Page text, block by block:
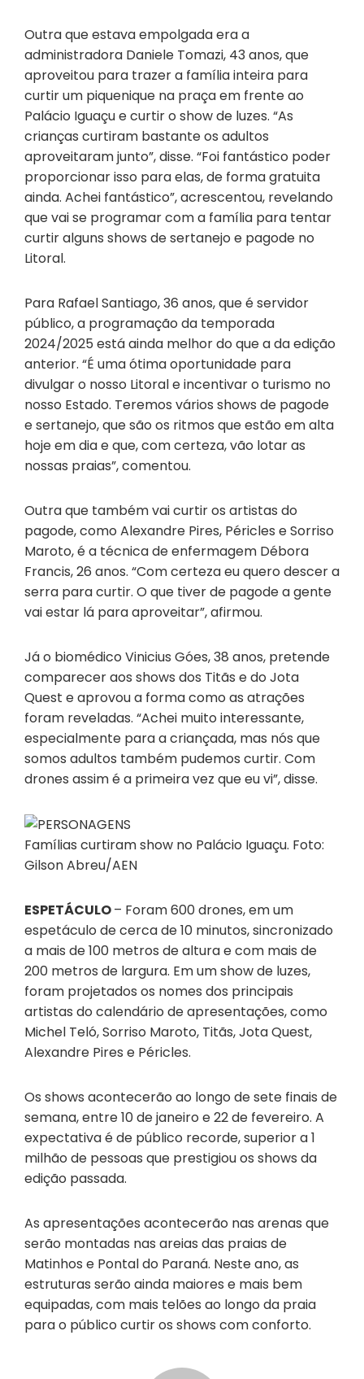
Outra que estava empolgada era a
administradora Daniele Tomazi, 43 anos, que
aproveitou para trazer a família inteira para
curtir um piquenique na praça em frente ao
Palácio Iguaçu e curtir o show de luzes. “As
crianças curtiram bastante os adultos
aproveitaram junto”, disse. “Foi fantástico poder
proporcionar isso para elas, de forma gratuita
ainda. Achei fantástico”, acrescentou, revelando
que vai se programar com a família para tentar
curtir alguns shows de sertanejo e pagode no
Litoral.
Para Rafael Santiago, 36 anos, que é servidor
público, a programação da temporada
2024/2025 está ainda melhor do que a da edição
anterior. “É uma ótima oportunidade para
divulgar o nosso Litoral e incentivar o turismo no
nosso Estado. Teremos vários shows de pagode
e sertanejo, que são os ritmos que estão em alta
hoje em dia e que, com certeza, vão lotar as
nossas praias”, comentou.
Outra que também vai curtir os artistas do
pagode, como Alexandre Pires, Péricles e Sorriso
Maroto, é a técnica de enfermagem Débora
Francis, 26 anos. “Com certeza eu quero descer a
serra para curtir. O que tiver de pagode a gente
vai estar lá para aproveitar”, afirmou.
Já o biomédico Vinicius Góes, 38 anos, pretende
comparecer aos shows dos Titãs e do Jota
Quest e aprovou a forma como as atrações
foram reveladas. “Achei muito interessante,
especialmente para a criançada, mas nós que
somos adultos também pudemos curtir. Com
drones assim é a primeira vez que eu vi”, disse.
Famílias curtiram show no Palácio Iguaçu. Foto:
Gilson Abreu/AEN
ESPETÁCULO– Foram 600 drones, em um
espetáculo de cerca de 10 minutos, sincronizado
a mais de 100 metros de altura e com mais de
200 metros de largura. Em um show de luzes,
foram projetados os nomes dos principais
artistas do calendário de apresentações, como
Michel Teló, Sorriso Maroto, Titãs, Jota Quest,
Alexandre Pires e Péricles.
Os shows acontecerão ao longo de sete finais de
semana, entre 10 de janeiro e 22 de fevereiro. A
expectativa é de público recorde, superior a 1
milhão de pessoas que prestigiou os shows da
edição passada.
As apresentações acontecerão nas arenas que
serão montadas nas areias das praias de
Matinhos e Pontal do Paraná. Neste ano, as
estruturas serão ainda maiores e mais bem
equipadas, com mais telões ao longo da praia
para o público curtir os shows com conforto.